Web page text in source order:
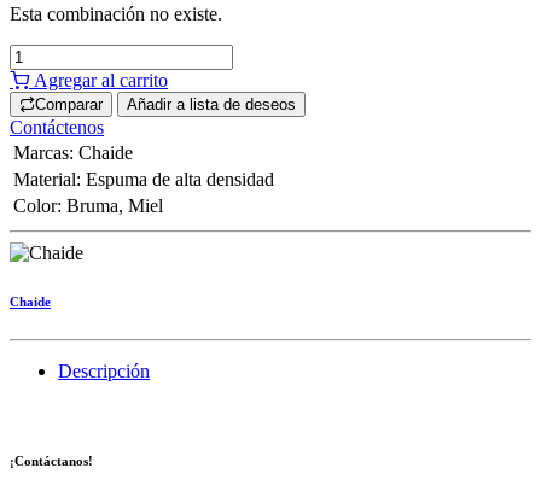
Esta combinación no existe.
Agregar al carrito
Comparar Añadir a lista de deseos
Contáctenos
Marcas: Chaide
Material: Espuma de alta densidad
Color: Bruma, Miel
Chaide
Descripción
¡Contáctanos!